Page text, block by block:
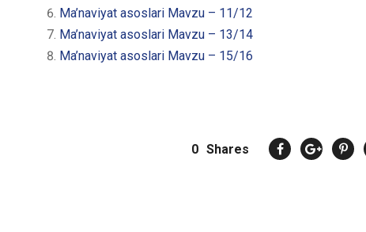
Ma’naviyat asoslari Mavzu – 11/12
Ma’naviyat asoslari Mavzu – 13/14
Ma’naviyat asoslari Mavzu – 15/16
0 Shares